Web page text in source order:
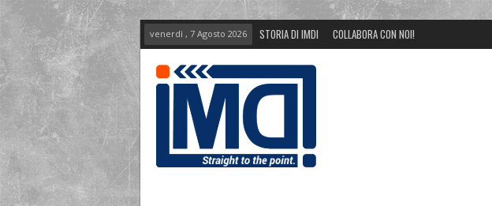
venerdì , 7 Agosto 2026 STORIA DI IMDI COLLABORA CON NOI!